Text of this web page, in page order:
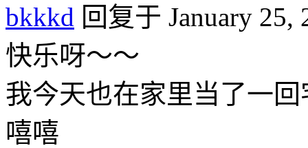
bkkkd 回复于 January 25,
快乐呀～～
我今天也在家里当了一
嘻嘻